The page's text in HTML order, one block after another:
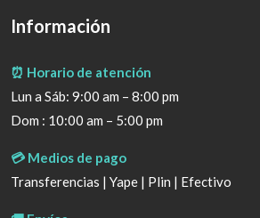
Información
⏰ Horario de atención
Lun a Sáb: 9:00 am – 8:00 pm
Dom : 10:00 am – 5:00 pm
💳 Medios de pago
Transferencias | Yape | Plin | Efectivo